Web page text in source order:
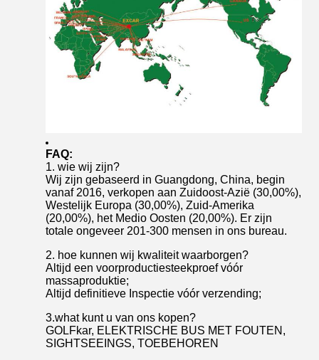
FAQ:
1. wie wij zijn?
Wij zijn gebaseerd in Guangdong, China, begin
vanaf 2016, verkopen aan Zuidoost-Azië (30,00%),
Westelijk Europa (30,00%), Zuid-Amerika
(20,00%), het Medio Oosten (20,00%). Er zijn
totale ongeveer 201-300 mensen in ons bureau.
2. hoe kunnen wij kwaliteit waarborgen?
Altijd een voorproductiesteekproef vóór
massaproduktie;
Altijd definitieve Inspectie vóór verzending;
3.what kunt u van ons kopen?
GOLFkar, ELEKTRISCHE BUS MET FOUTEN,
SIGHTSEEINGS, TOEBEHOREN